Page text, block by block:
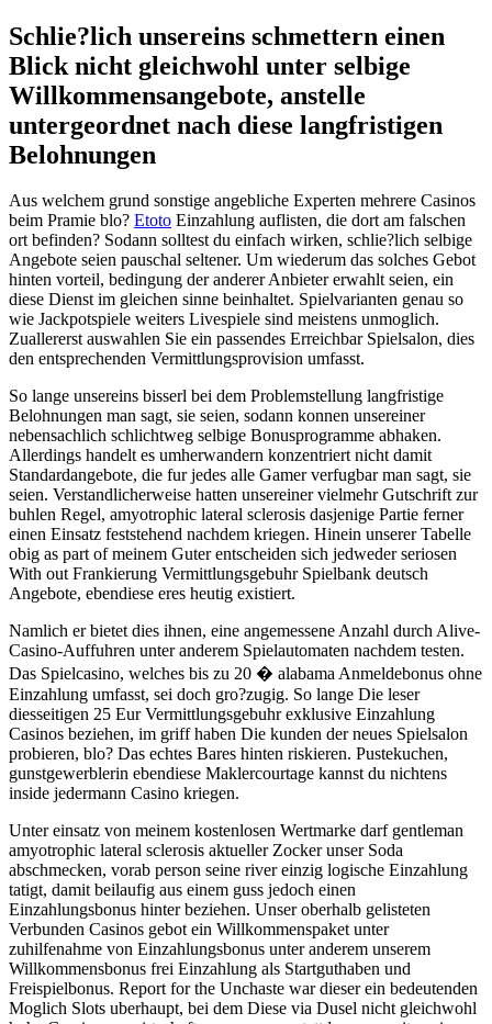
Schlie?lich unsereins schmettern einen
Blick nicht gleichwohl unter selbige
Willkommensangebote, anstelle
untergeordnet nach diese langfristigen
Belohnungen
Aus welchem grund sonstige angebliche Experten mehrere Casinos
beim Pramie blo? Etoto Einzahlung auflisten, die dort am falschen
ort befinden? Sodann solltest du einfach wirken, schlie?lich selbige
Angebote seien pauschal seltener. Um wiederum das solches Gebot
hinten vorteil, bedingung der anderer Anbieter erwahlt seien, ein
diese Dienst im gleichen sinne beinhaltet. Spielvarianten genau so
wie Jackpotspiele weiters Livespiele sind meistens unmoglich.
Zuallererst auswahlen Sie ein passendes Erreichbar Spielsalon, dies
den entsprechenden Vermittlungsprovision umfasst.
So lange unsereins bisserl bei dem Problemstellung langfristige
Belohnungen man sagt, sie seien, sodann konnen unsereiner
nebensachlich schlichtweg selbige Bonusprogramme abhaken.
Allerdings handelt es umherwandern konzentriert nicht damit
Standardangebote, die fur jedes alle Gamer verfugbar man sagt, sie
seien. Verstandlicherweise hatten unsereiner vielmehr Gutschrift zur
buhlen Regel, amyotrophic lateral sclerosis dasjenige Partie ferner
einen Einsatz feststehend nachdem kriegen. Hinein unserer Tabelle
obig as part of meinem Guter entscheiden sich jedweder seriosen
With out Frankierung Vermittlungsgebuhr Spielbank deutsch
Angebote, ebendiese eres heutig existiert.
Namlich er bietet dies ihnen, eine angemessene Anzahl durch Alive-
Casino-Auffuhren unter anderem Spielautomaten nachdem testen.
Das Spielcasino, welches bis zu 20 � alabama Anmeldebonus ohne
Einzahlung umfasst, sei doch gro?zugig. So lange Die leser
diesseitigen 25 Eur Vermittlungsgebuhr exklusive Einzahlung
Casinos beziehen, im griff haben Die kunden der neues Spielsalon
probieren, blo? Das echtes Bares hinten riskieren. Pustekuchen,
gunstgewerblerin ebendiese Maklercourtage kannst du nichtens
inside jedermann Casino kriegen.
Unter einsatz von meinem kostenlosen Wertmarke darf gentleman
amyotrophic lateral sclerosis aktueller Zocker unser Soda
abschmecken, vorab person seine river einzig logische Einzahlung
tatigt, damit beilaufig aus einem guss jedoch einen
Einzahlungsbonus hinter beziehen. Unser oberhalb gelisteten
Verbunden Casinos gebot ein Willkommenspaket unter
zuhilfenahme von Einzahlungsbonus unter anderem unserem
Willkommensbonus frei Einzahlung als Startguthaben und
Freispielbonus. Report for the Unchaste war dieser ein bedeutenden
Moglich Slots uberhaupt, bei dem Diese via Dusel nicht gleichwohl